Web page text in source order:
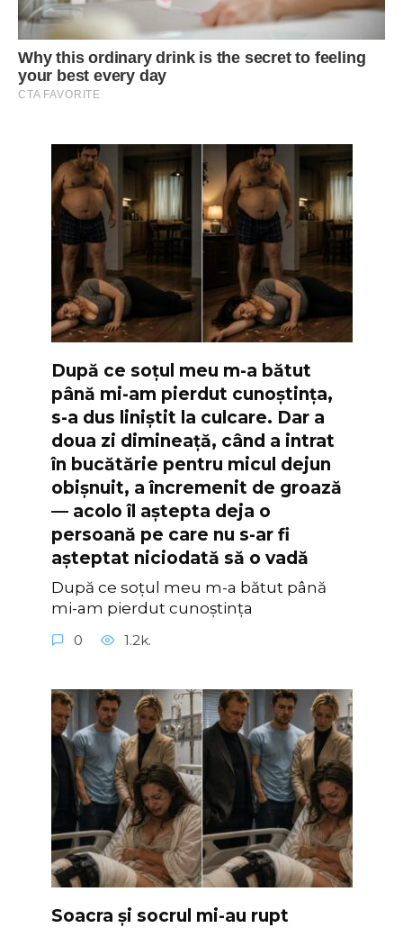
După ce soțul meu m-a bătut
până mi-am pierdut cunoștința,
s-a dus liniștit la culcare. Dar a
doua zi dimineață, când a intrat
în bucătărie pentru micul dejun
obișnuit, a încremenit de groază
— acolo îl aștepta deja o
persoană pe care nu s-ar fi
așteptat niciodată să o vadă
După ce soțul meu m-a bătut până
mi-am pierdut cunoștința
0 1.2k.
Soacra și socrul mi-au rupt